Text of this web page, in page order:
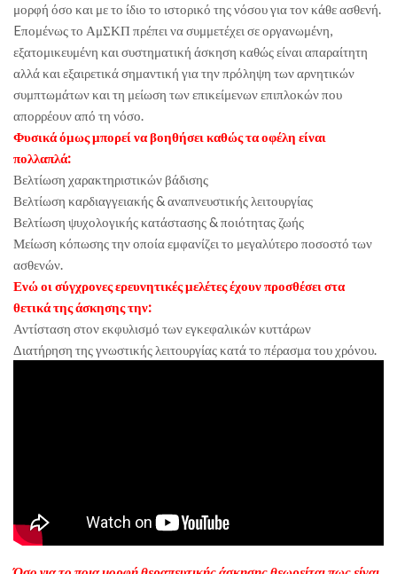
μορφή όσο και με το ίδιο το ιστορικό της νόσου για τον κάθε ασθενή.
Eπομένως το ΑμΣΚΠ πρέπει να συμμετέχει σε οργανωμένη,
εξατομικευμένη και συστηματική άσκηση καθώς είναι απαραίτητη
αλλά και εξαιρετικά σημαντική για την πρόληψη των αρνητικών
συμπτωμάτων και τη μείωση των επικείμενων επιπλοκών που
απορρέουν από τη νόσο.
Φυσικά όμως μπορεί να βοηθήσει καθώς τα οφέλη είναι
πολλαπλά:
Βελτίωση χαρακτηριστικών βάδισης
Βελτίωση καρδιαγγειακής & αναπνευστικής λειτουργίας
Βελτίωση ψυχολογικής κατάστασης & ποιότητας ζωής
Μείωση κόπωσης την οποία εμφανίζει το μεγαλύτερο ποσοστό των
ασθενών.
Ενώ οι σύγχρονες ερευνητικές μελέτες έχουν προσθέσει στα
θετικά της άσκησης την:
Αντίσταση στον εκφυλισμό των εγκεφαλικών κυττάρων
Διατήρηση της γνωστικής λειτουργίας κατά το πέρασμα του χρόνου.